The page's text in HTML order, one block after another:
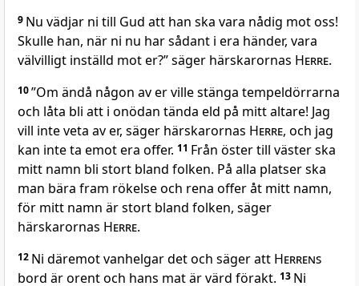
9 Nu vädjar ni till Gud att han ska vara nådig mot oss!
Skulle han, när ni nu har sådant i era händer, vara
välvilligt inställd mot er?” säger härskarornas Herre.
10”Om ändå någon av er ville stänga tempeldörrarna
och låta bli att i onödan tända eld på mitt altare! Jag
vill inte veta av er, säger härskarornas Herre, och jag
kan inte ta emot era offer. 11 Från öster till väster ska
mitt namn bli stort bland folken. På alla platser ska
man bära fram rökelse och rena offer åt mitt namn,
för mitt namn är stort bland folken, säger
härskarornas Herre.
12 Ni däremot vanhelgar det och säger att Herrens
bord är orent och hans mat är värd förakt. 13 Ni